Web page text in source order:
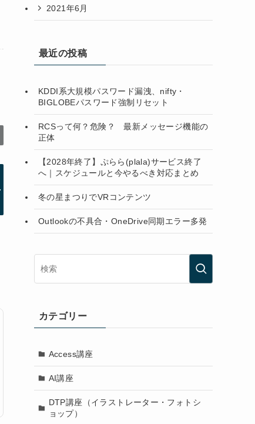
2021年6月
最近の投稿
KDDI系大規模パスワード漏洩、nifty・
BIGLOBEパスワード強制リセット
RCSって何？危険？ 最新メッセージ機能の
正体
【2028年終了】ぷらら(plala)サービス終了
へ｜スケジュールと今やるべき対応まとめ
冬の星まつりでVRコンテンツ
Outlookの不具合・OneDrive同期エラー多発
カテゴリー
Access講座
AI講座
DTP講座（イラストレーター・フォトシ
ョップ）